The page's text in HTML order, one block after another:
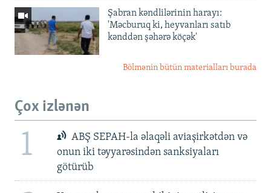
Şabran kəndlilərinin harayı:
'Məcburuq ki, heyvanları satıb
kənddən şəhərə köçək'
Bölmənin bütün materialları burada
Çox izlənən
1
ABŞ SEPAH-la əlaqəli aviaşirkətdən və
onun iki təyyarəsindən sanksiyaları
götürüb